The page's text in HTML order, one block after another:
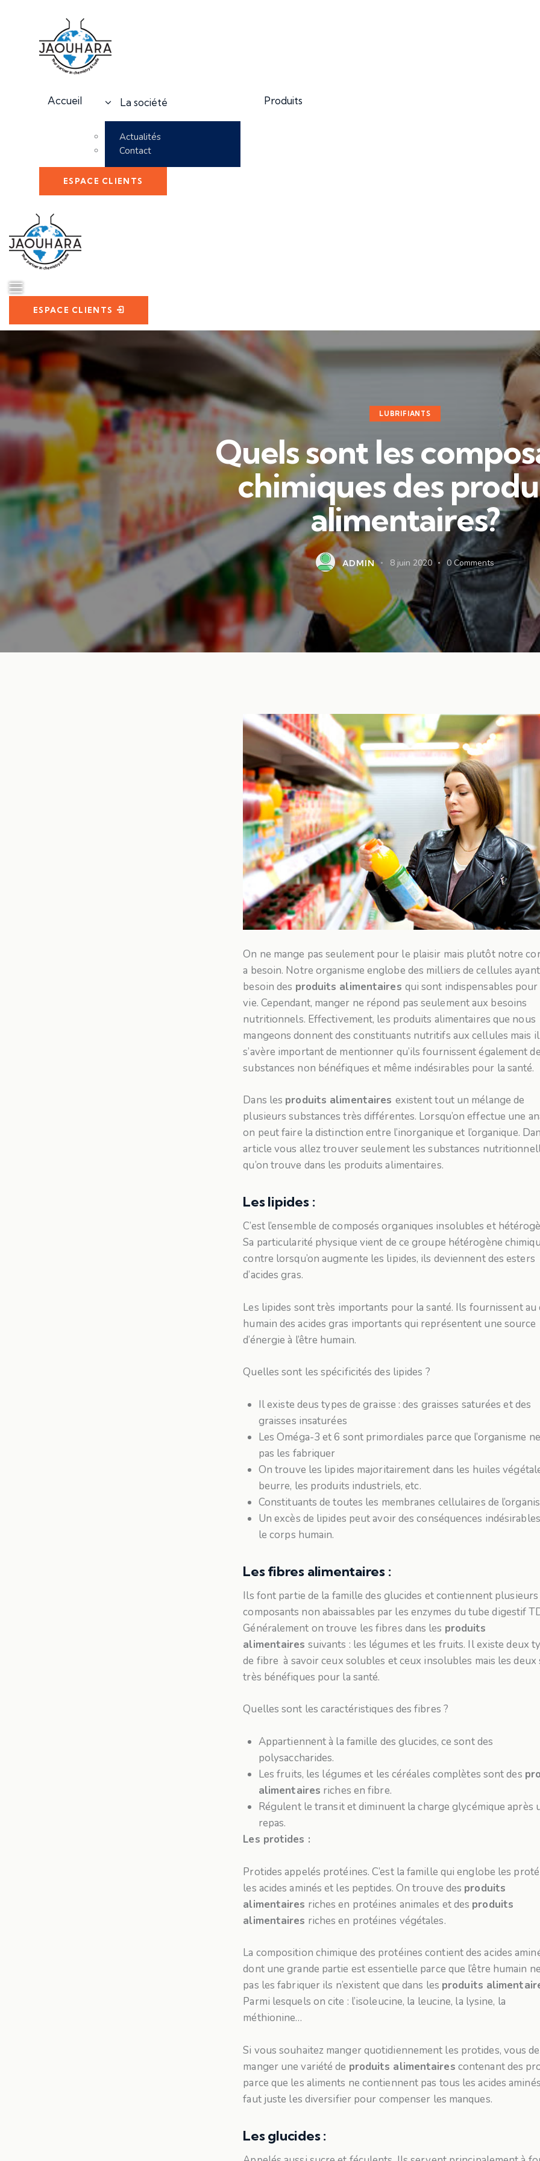
Accueil La société
Actualités
Contact
Produits
ESPACE CLIENTS
ESPACE CLIENTS
LUBRIFIANTS
Quels sont les
chimiques des
alimentaires?
ADMIN 8 juin 2020 0 Comments
On ne mange pas seulement pour le plaisir mais plutôt notre
a besoin. Notre organisme englobe des milliers de cellules ayant
besoin des produits alimentaires qui sont indispensables
vie. Cependant, manger ne répond pas seulement aux besoins
nutritionnels. Effectivement, les produits alimentaires que nous
mangeons donnent des constituants nutritifs aux cellules mais il
s’avère important de mentionner qu’ils fournissent également
substances non bénéfiques et même indésirables pour la santé.
Dans les produits alimentaires existent tout un mélange de
plusieurs substances très différentes. Lorsqu’on effectue une
on peut faire la distinction entre l’inorganique et l’organique.
article vous allez trouver seulement les substances
qu’on trouve dans les produits alimentaires.
Les lipides :
C’est l’ensemble de composés organiques insolubles et
Sa particularité physique vient de ce groupe hétérogène
contre lorsqu’on augmente les lipides, ils deviennent des esters
d’acides gras.
Les lipides sont très importants pour la santé. Ils fournissent au
humain des acides gras importants qui représentent une source
d’énergie à l’être humain.
Quelles sont les spécificités des lipides ?
Il existe deus types de graisse : des graisses saturées et des
graisses insaturées
Les Oméga-3 et 6 sont primordiales parce que l’organisme
pas les fabriquer
On trouve les lipides majoritairement dans les huiles
beurre, les produits industriels, etc.
Constituants de toutes les membranes cellulaires de
Un excès de lipides peut avoir des conséquences
le corps humain.
Les fibres alimentaires :
Ils font partie de la famille des glucides et contiennent plusieurs
composants non abaissables par les enzymes du tube digestif
Généralement on trouve les fibres dans les produits
alimentaires suivants : les légumes et les fruits. Il existe deux
de fibre à savoir ceux solubles et ceux insolubles mais les deux
très bénéfiques pour la santé.
Quelles sont les caractéristiques des fibres ?
Appartiennent à la famille des glucides, ce sont des
polysaccharides.
Les fruits, les légumes et les céréales complètes sont des
alimentaires riches en fibre.
Régulent le transit et diminuent la charge glycémique après
repas.
Les protides :
Protides appelés protéines. C’est la famille qui englobe les
les acides aminés et les peptides. On trouve des produits
alimentaires riches en protéines animales et des produits
alimentaires riches en protéines végétales.
La composition chimique des protéines contient des acides
dont une grande partie est essentielle parce que l’être humain
pas les fabriquer ils n’existent que dans les produits
Parmi lesquels on cite : l’isoleucine, la leucine, la lysine, la
méthionine…
Si vous souhaitez manger quotidiennement les protides, vous
manger une variété de produits alimentaires contenant des
parce que les aliments ne contiennent pas tous les acides
faut juste les diversifier pour compenser les manques.
Les glucides :